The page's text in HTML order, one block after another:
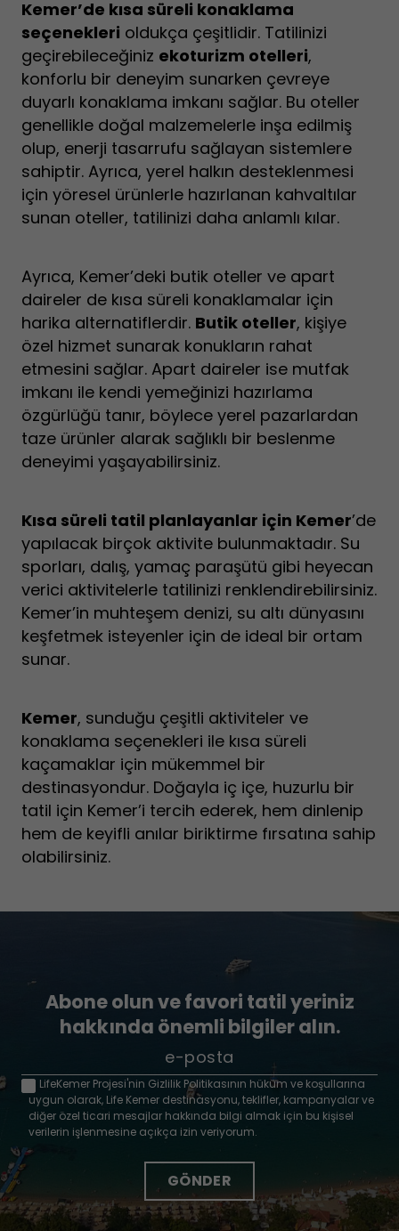
Kemer’de kısa süreli konaklama
seçenekleri oldukça çeşitlidir. Tatilinizi
geçirebileceğiniz ekoturizm otelleri,
konforlu bir deneyim sunarken çevreye
duyarlı konaklama imkanı sağlar. Bu oteller
genellikle doğal malzemelerle inşa edilmiş
olup, enerji tasarrufu sağlayan sistemlere
sahiptir. Ayrıca, yerel halkın desteklenmesi
için yöresel ürünlerle hazırlanan kahvaltılar
sunan oteller, tatilinizi daha anlamlı kılar.
Ayrıca, Kemer’deki butik oteller ve apart
daireler de kısa süreli konaklamalar için
harika alternatiflerdir. Butik oteller, kişiye
özel hizmet sunarak konukların rahat
etmesini sağlar. Apart daireler ise mutfak
imkanı ile kendi yemeğinizi hazırlama
özgürlüğü tanır, böylece yerel pazarlardan
taze ürünler alarak sağlıklı bir beslenme
deneyimi yaşayabilirsiniz.
Kısa süreli tatil planlayanlar için Kemer’de
yapılacak birçok aktivite bulunmaktadır. Su
sporları, dalış, yamaç paraşütü gibi heyecan
verici aktivitelerle tatilinizi renklendirebilirsiniz.
Kemer’in muhteşem denizi, su altı dünyasını
keşfetmek isteyenler için de ideal bir ortam
sunar.
Kemer, sunduğu çeşitli aktiviteler ve
konaklama seçenekleri ile kısa süreli
kaçamaklar için mükemmel bir
destinasyondur. Doğayla iç içe, huzurlu bir
tatil için Kemer’i tercih ederek, hem dinlenip
hem de keyifli anılar biriktirme fırsatına sahip
olabilirsiniz.
Abone olun ve favori tatil yeriniz
hakkında önemli bilgiler alın.
LifeKemer Projesi'nin Gizlilik Politikasının hüküm ve koşullarına
uygun olarak, Life Kemer destinasyonu, teklifler, kampanyalar ve
diğer özel ticari mesajlar hakkında bilgi almak için bu kişisel
verilerin işlenmesine açıkça izin veriyorum.